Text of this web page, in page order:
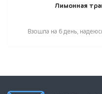
Лимонная
Взошла на 6 день,